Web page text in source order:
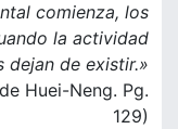
comienza, los
la actividad
dejan de existir.»
Huei-Neng. Pg.
129)